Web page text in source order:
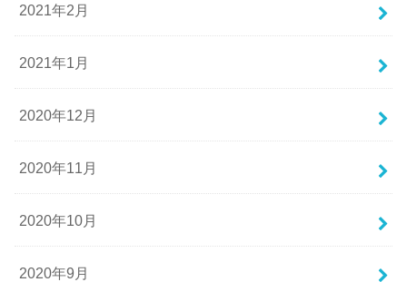
2021年2月
2021年1月
2020年12月
2020年11月
2020年10月
2020年9月